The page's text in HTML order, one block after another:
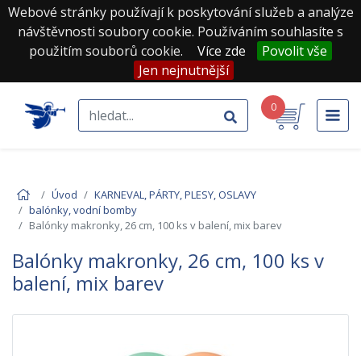
Webové stránky používají k poskytování služeb a analýze
návštěvnosti soubory cookie. Používáním souhlasíte s
použitím souborů cookie.
Více zde
Povolit vše
Jen nejnutnější
0
Úvod
KARNEVAL, PÁRTY, PLESY, OSLAVY
balónky, vodní bomby
Balónky makronky, 26 cm, 100 ks v balení, mix barev
Balónky makronky, 26 cm, 100 ks v
balení, mix barev